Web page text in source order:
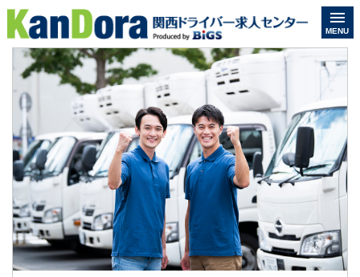
MENU